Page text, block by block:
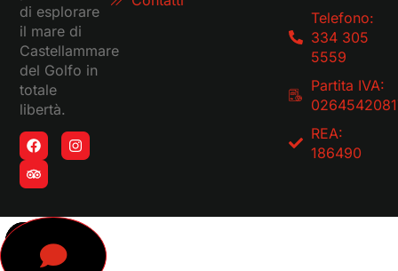
di esplorare
il mare di
Castellammare
del Golfo in
totale
libertà.
Telefono:
334 305
5559
Partita IVA:
REA:
186490